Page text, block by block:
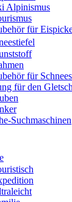
Alpinismus
für
für
für den
Suchmaschinen